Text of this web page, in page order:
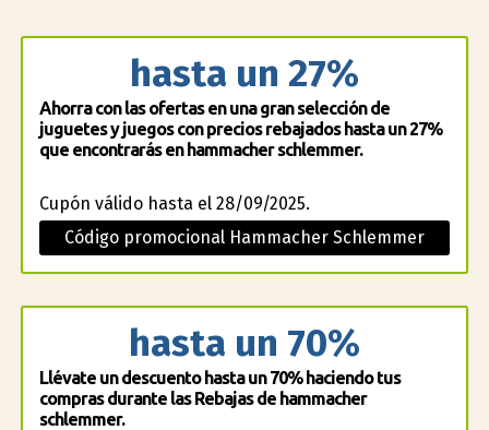
hasta un 27%
Ahorra con las ofertas en una gran selección de
juguetes y juegos con precios rebajados hasta un 27%
que encontrarás en hammacher schlemmer.
Cupón válido hasta el 28/09/2025.
Código promocional Hammacher Schlemmer
hasta un 70%
Llévate un descuento hasta un 70% haciendo tus
compras durante las Rebajas de hammacher
schlemmer.